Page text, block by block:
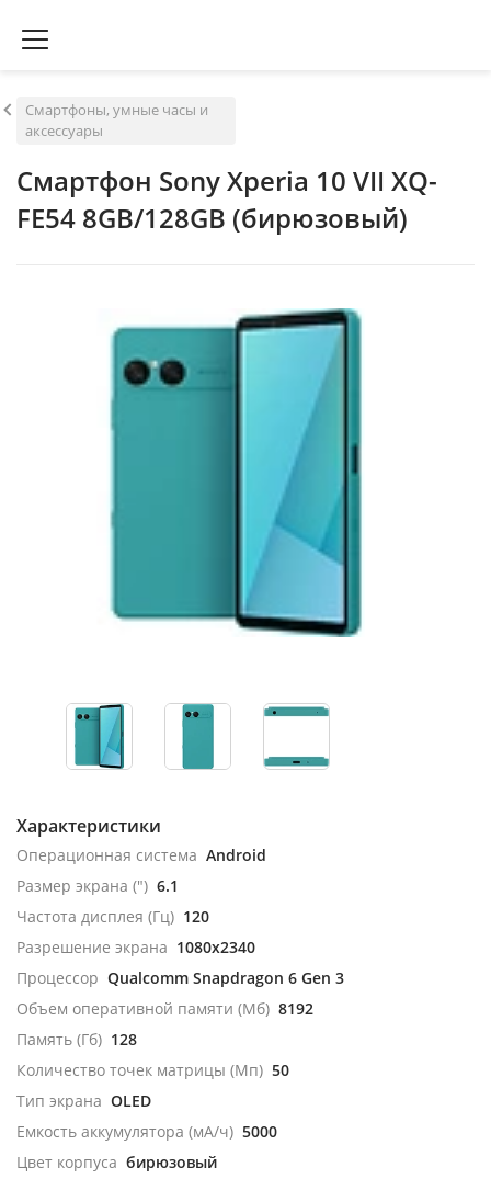
Смартфоны, умные часы и
аксессуары
Смартфон Sony Xperia 10 VII XQ-
FE54 8GB/128GB (бирюзовый)
Характеристики
Операционная система Android
Размер экрана (") 6.1
Частота дисплея (Гц) 120
Разрешение экрана 1080x2340
Процессор Qualcomm Snapdragon 6 Gen 3
Объем оперативной памяти (Мб) 8192
Память (Гб) 128
Количество точек матрицы (Мп) 50
Тип экрана OLED
Емкость аккумулятора (мА/ч) 5000
Цвет корпуса бирюзовый